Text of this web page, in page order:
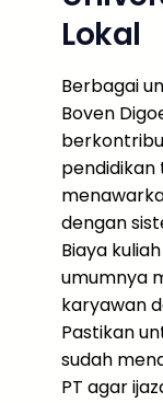
Lokal
Berbagai
Boven
pendidikan
dengan
Biaya
umumnya
karyawan
Pastikan
sudah
PT agar